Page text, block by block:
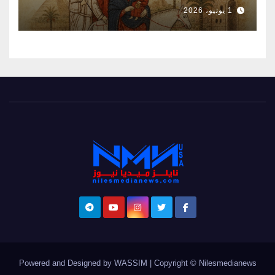
1 يونيو، 2026
Powered and Designed by WASSIM Copyright © Nilesmedianews